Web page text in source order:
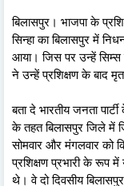
बिलासपुर। भाजपा के
सिन्हा का बिलासपुर में
आया। जिस पर उन्हें सिम्स
ने उन्हें प्रशिक्षण के बाद
बता दे भारतीय जनता
के तहत बिलासपुर जिले में
सोमवार और मंगलवार को
प्रशिक्षण प्रभारी के रूप
थे। वे दो दिवसीय